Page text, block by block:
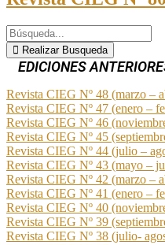
Realizar Busqueda
Revista CIEG Nº 38 (julio-
Revista CIEG Nº 39
Revista CIEG Nº 40
Revista CIEG Nº 41 (enero –
Revista CIEG Nº 42 (marzo –
Revista CIEG Nº 43 (mayo –
Revista CIEG Nº 44 (julio –
Revista CIEG Nº 45
Revista CIEG Nº 46
Revista CIEG Nº 47 (enero –
Revista CIEG Nº 48 (marzo –